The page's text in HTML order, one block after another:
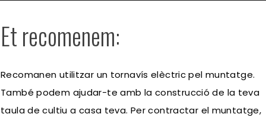
Et recomenem:
Recomanen utilitzar un tornavís elèctric pel muntatge.
També podem ajudar-te amb la construcció de la teva
taula de cultiu a casa teva. Per contractar el muntatge,